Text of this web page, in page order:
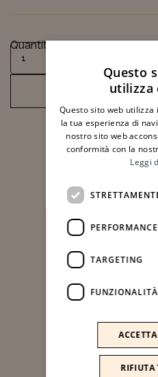
Quantità
Trattamento con Acqua
AGGIUNGI AL
Questo
utilizza
Questo sito web
la tua esperienza di
nostro sito web
conformità con la
Leggi
PERFORMANCE
TARGETING
FUNZIONALITÀ
RIFIUTA